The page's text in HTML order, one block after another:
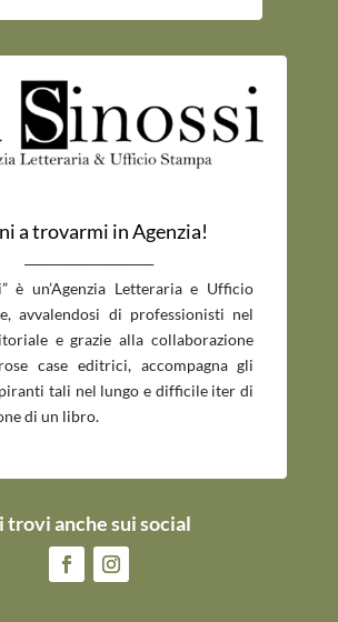
a trovarmi in Agenzia!
è un’Agenzia Letteraria e Ufficio
avvalendosi di professionisti nel
e grazie alla collaborazione
case editrici, accompagna gli
tali nel lungo e difficile iter di
di un libro.
trovi anche sui social